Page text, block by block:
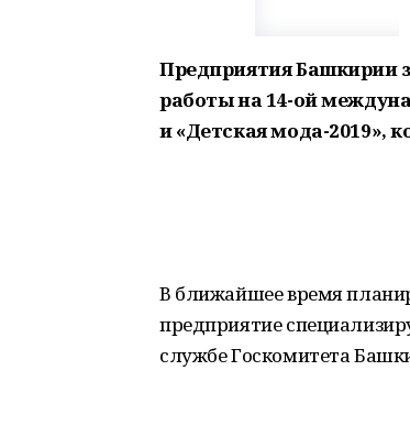
Предприятия Башкирии
работы на 14-ой
и «Детская мода-2019»,
В ближайшее время
предприятие
службе Госкомитета